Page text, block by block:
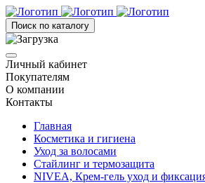
Поиск по каталогу
Личный кабинет
Покупателям
О компании
Контакты
Главная
Косметика и гигиена
Уход за волосами
Стайлинг и термозащита
NIVEA, Крем-гель уход и